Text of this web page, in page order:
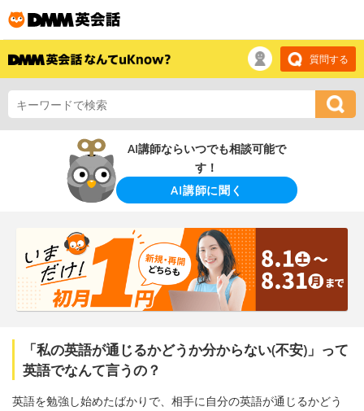
質問する
AI講師ならいつでも相談可能で
す！
AI講師に聞く
「私の英語が通じるかどうか分からない(不安)」って
英語でなんて言うの？
英語を勉強し始めたばかりで、相手に自分の英語が通じるかどう